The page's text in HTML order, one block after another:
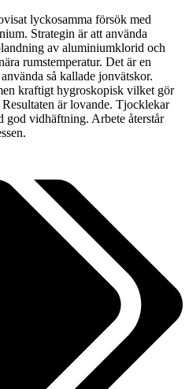
lyckosamma försök med
Strategin är att använda
av aluminiumklorid och
rumstemperatur. Det är en
så kallade jonvätskor.
kraftigt hygroskopisk vilket gör
är lovande. Tjocklekar
god vidhäftning. Arbete återstår